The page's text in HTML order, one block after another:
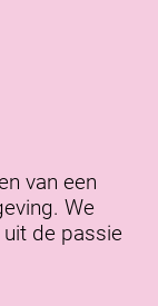
van een
We
de passie